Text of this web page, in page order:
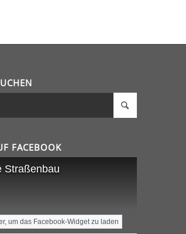
FACEBOOK
Straßenbau
um das Facebook-Widget zu laden